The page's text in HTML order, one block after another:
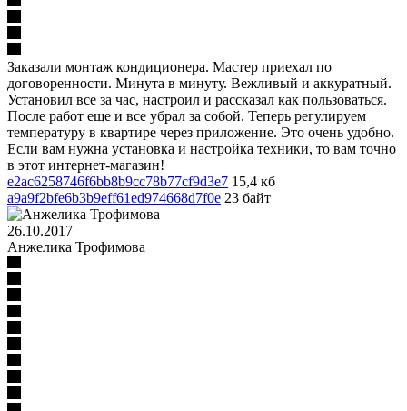
Заказали монтаж кондиционера. Мастер приехал по
договоренности. Минута в минуту. Вежливый и аккуратный.
Установил все за час, настроил и рассказал как пользоваться.
После работ еще и все убрал за собой. Теперь регулируем
температуру в квартире через приложение. Это очень удобно.
Если вам нужна установка и настройка техники, то вам точно
в этот интернет-магазин!
e2ac6258746f6bb8b9cc78b77cf9d3e7 15,4 кб
a9a9f2bfe6b3b9eff61ed974668d7f0e 23 байт
26.10.2017
Анжелика Трофимова